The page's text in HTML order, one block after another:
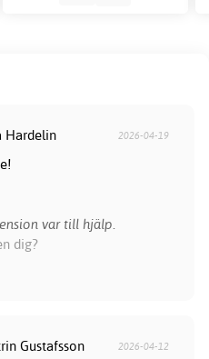
Hardelin 2026-04-19
var till hjälp.
dig?
Gustafsson 2026-04-12